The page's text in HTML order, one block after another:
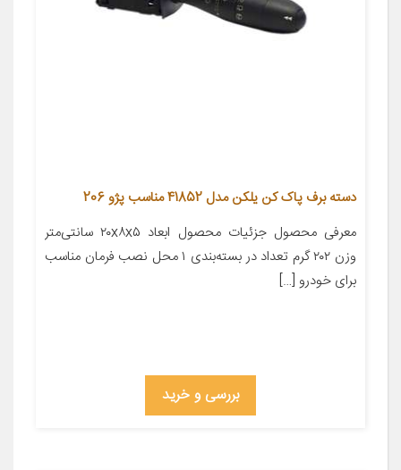
دسته برف پاک کن یلکن مدل 41852 مناسب پژو 206
معرفی محصول جزئیات محصول ابعاد ۲۰x۸x۵ سانتی‌متر
وزن ۲۰۲ گرم تعداد در بسته‌بندی ۱ محل نصب فرمان مناسب
برای خودرو […]
بررسی و خرید